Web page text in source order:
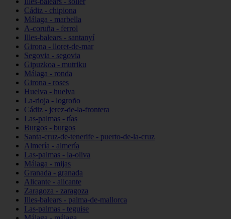
Cádiz - chipiona
Málaga - marbella
A-coruña - ferrol
Illes-balears - santanyí
Girona - lloret-de-mar
Segovia - segovia
Gipuzkoa - mutriku
Málaga - ronda
Girona - roses
Huelva - huelva
La-rioja - logroño
Cádiz - jerez-de-la-frontera
Las-palmas - tías
Burgos - burgos
Santa-cruz-de-tenerife - puerto-de-la-cruz
Almería - almería
Las-palmas - la-oliva
Málaga - mijas
Granada - granada
Alicante - alicante
Zaragoza - zaragoza
Illes-balears - palma-de-mallorca
Las-palmas - teguise